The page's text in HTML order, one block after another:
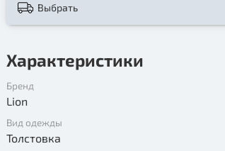
Выбрать
Характеристики
Бренд
Lion
Вид одежды
Толстовка